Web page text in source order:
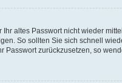
altes Passwort nicht wieder
So sollten Sie sich schnell
Passwort zurückzusetzen, so